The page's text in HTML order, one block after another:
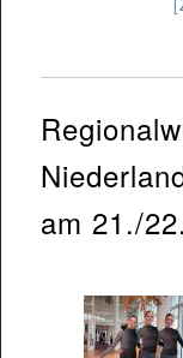
am 21./